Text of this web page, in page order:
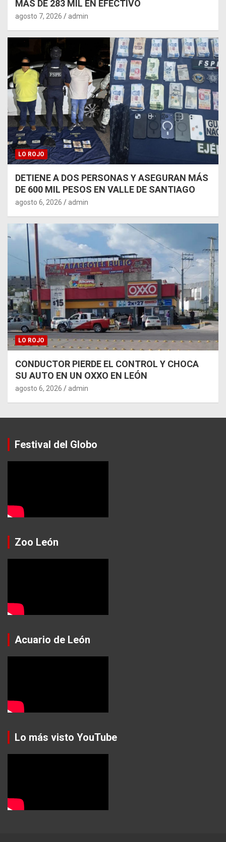
MÁS DE 283 MIL EN EFECTIVO
agosto 7, 2026 admin
LO ROJO
DETIENE A DOS PERSONAS Y ASEGURAN MÁS
DE 600 MIL PESOS EN VALLE DE SANTIAGO
agosto 6, 2026 admin
LO ROJO
CONDUCTOR PIERDE EL CONTROL Y CHOCA
SU AUTO EN UN OXXO EN LEÓN
agosto 6, 2026 admin
Festival del Globo
Zoo León
Acuario de León
Lo más visto YouTube